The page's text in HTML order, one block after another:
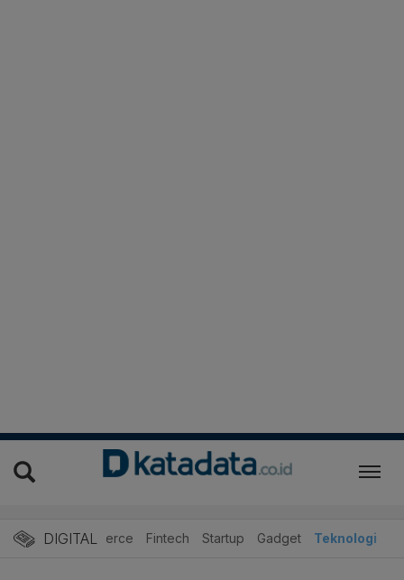
DIGITAL
E-Commerce Fintech Startup Gadget Teknologi